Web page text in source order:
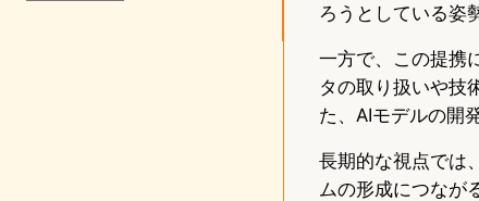
ろうとしている姿
一方で、この提携
タの取り扱いや技
た、AIモデルの開
長期的な視点では
ムの形成につなが